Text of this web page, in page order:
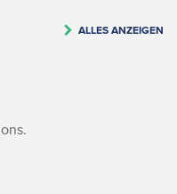
ALLES ANZEIGEN